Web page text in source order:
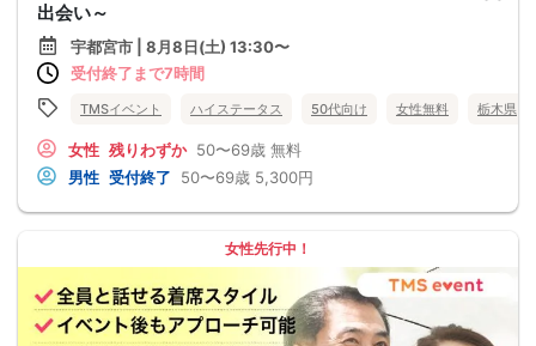
出会い～
宇都宮市 | 8月8日(土) 13:30〜
受付終了まで7時間
TMSイベント ハイステータス 50代向け 女性無料 栃木県
女性 残りわずか 50〜69歳 無料
男性 受付終了 50〜69歳 5,300円
女性先行中！